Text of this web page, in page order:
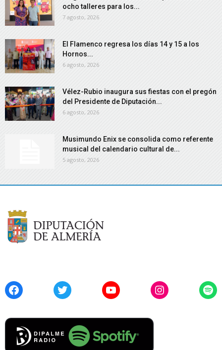
ocho talleres para los...
7 agosto, 2026
El Flamenco regresa los días 14 y 15 a los
Hornos...
6 agosto, 2026
Vélez-Rubio inaugura sus fiestas con el pregón
del Presidente de Diputación...
6 agosto, 2026
Musimundo Enix se consolida como referente
musical del calendario cultural de...
5 agosto, 2026
FacebookTwitter YouTubeInstagram